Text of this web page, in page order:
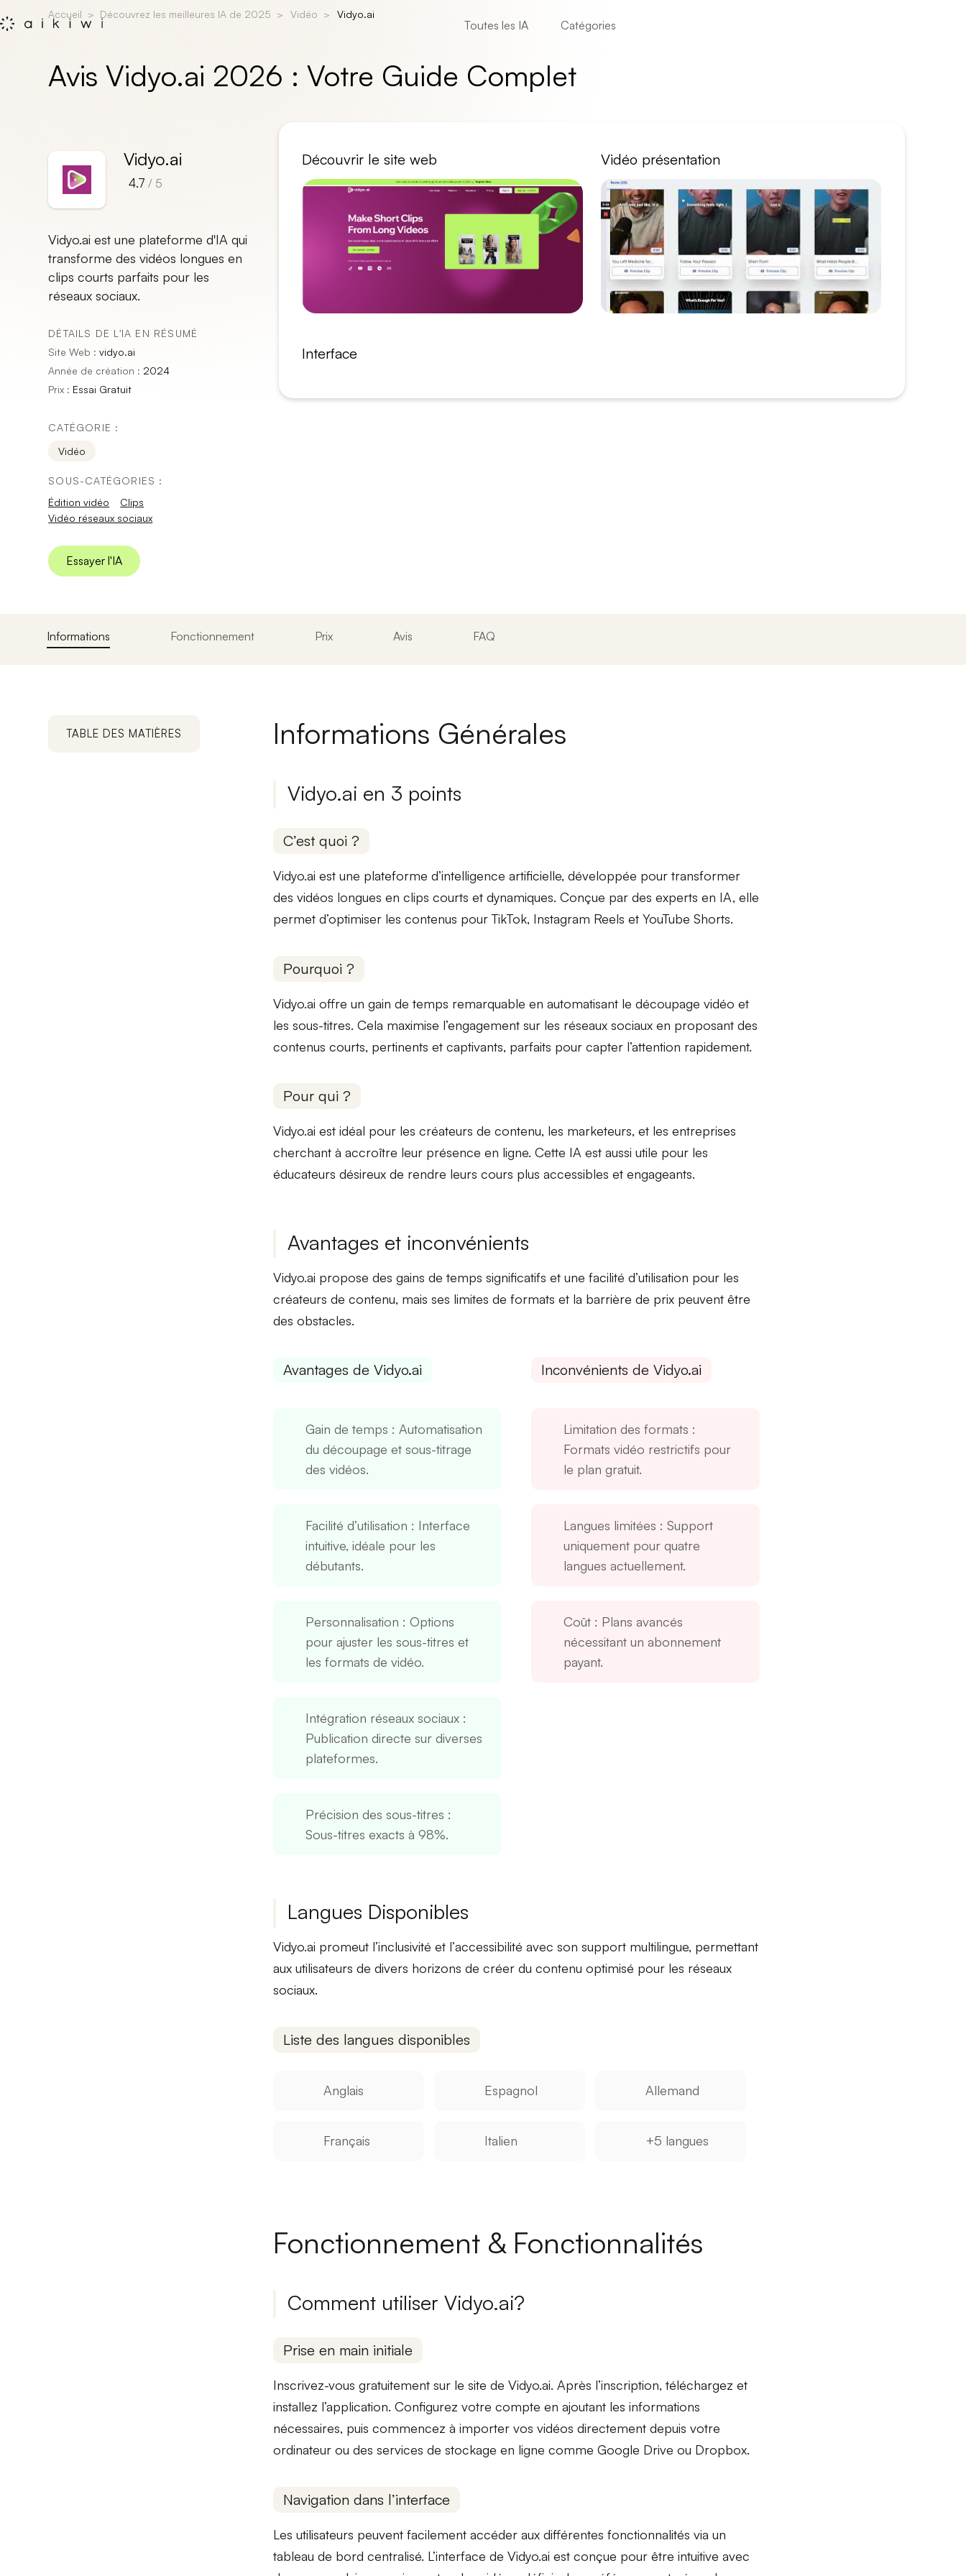
Toutes les IA Catégories
Accueil Découvrez les meilleures IA de 2025 Vidéo Vidyo.ai
Avis Vidyo.ai 2026 : Votre Guide Complet
Vidyo.ai
4.7 / 5
Vidyo.ai est une plateforme d'IA qui
transforme des vidéos longues en
clips courts parfaits pour les
réseaux sociaux.
DÉTAILS DE L'IA EN RÉSUMÉ
Site Web :vidyo.ai
Année de création : 2024
Prix : Essai Gratuit
CATÉGORIE :
Vidéo
SOUS-CATÉGORIES :
Édition vidéo
Clips
Vidéo réseaux sociaux
Essayer l'IA
Découvrir le site web Vidéo présentation
Interface
Informations Fonctionnement Prix Avis FAQ
TABLE DES MATIÈRES Informations Générales
Vidyo.ai en 3 points
C’est quoi ?
Vidyo.ai est une plateforme d’intelligence artificielle, développée pour transformer
des vidéos longues en clips courts et dynamiques. Conçue par des experts en IA, elle
permet d’optimiser les contenus pourTikTok, Instagram Reels et YouTube Shorts.
Pourquoi ?
Vidyo.ai offre un gain de temps remarquable en automatisant le découpage vidéo et
les sous-titres. Cela maximise l’engagement sur les réseaux sociaux en proposant des
contenus courts, pertinents et captivants, parfaits pour capter l’attention rapidement.
Pour qui ?
Vidyo.ai est idéal pour les créateurs de contenu, les marketeurs, et les entreprises
cherchant à accroître leur présence en ligne. Cette IA est aussi utile pour les
éducateurs désireux de rendre leurs cours plus accessibles et engageants.
Avantages et inconvénients
Vidyo.ai propose des gains de temps significatifs et une facilité d’utilisation pour les
créateurs de contenu, mais ses limites de formats et la barrière de prixpeuvent être
des obstacles.
Avantages de Vidyo.ai
Gain de temps : Automatisation
du découpage et sous-titrage
des vidéos.
Facilité d’utilisation : Interface
intuitive, idéale pour les
débutants.
Personnalisation : Options
pour ajuster les sous-titres et
les formats de vidéo.
Intégration réseaux sociaux:
Publication directe sur diverses
plateformes.
Précision des sous-titres :
Sous-titres exacts à 98%.
Inconvénients de Vidyo.ai
Limitation des formats :
Formats vidéo restrictifs pour
le plan gratuit.
Langues limitées : Support
uniquement pour quatre
langues actuellement.
Coût: Plans avancés
nécessitant un abonnement
payant.
Langues Disponibles
Vidyo.ai promeut l’inclusivité et l’accessibilité avec son support multilingue, permettant
aux utilisateurs de divers horizons de créer du contenu optimisé pour les réseaux
sociaux.
Liste des langues disponibles
Anglais Espagnol Allemand
Français Italien +5 langues
Fonctionnement & Fonctionnalités
Comment utiliser Vidyo.ai?
Prise en main initiale
Inscrivez-vous gratuitement sur le site de Vidyo.ai. Après l’inscription, téléchargez et
installez l’application. Configurez votre compte en ajoutant les informations
nécessaires, puis commencez à importer vos vidéos directement depuis votre
ordinateur ou des services de stockage en ligne comme Google Drive ou Dropbox.
Navigation dans l’interface
Les utilisateurs peuvent facilement accéder aux différentes fonctionnalités via un
tableau de bord centralisé. L’interface de Vidyo.ai est conçue pour être intuitive avec